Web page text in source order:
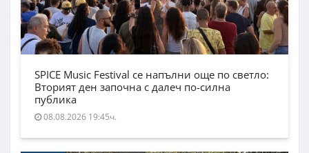
SPICE Music Festival се напълни още по светло:
Вторият ден започна с далеч по-силна
публика
08.08.2026 19:45ч.